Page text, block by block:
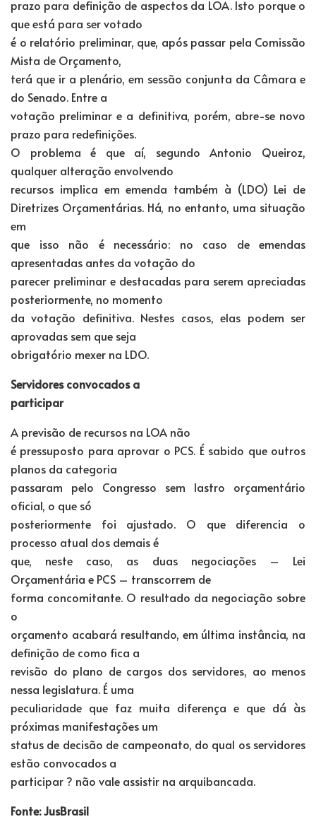
prazo para definição de aspectos da LOA. Isto porque o
que está para ser votado
é o relatório preliminar, que, após passar pela Comissão
Mista de Orçamento,
terá que ir a plenário, em sessão conjunta da Câmara e
do Senado. Entre a
votação preliminar e a definitiva, porém, abre-se novo
prazo para redefinições.
O problema é que aí, segundo Antonio Queiroz,
qualquer alteração envolvendo
recursos implica em emenda também à (LDO) Lei de
Diretrizes Orçamentárias. Há, no entanto, uma situação
em
que isso não é necessário: no caso de emendas
apresentadas antes da votação do
parecer preliminar e destacadas para serem apreciadas
posteriormente, no momento
da votação definitiva. Nestes casos, elas podem ser
aprovadas sem que seja
obrigatório mexer na LDO.
Servidores convocados a
participar
A previsão de recursos na LOA não
é pressuposto para aprovar o PCS. É sabido que outros
planos da categoria
passaram pelo Congresso sem lastro orçamentário
oficial, o que só
posteriormente foi ajustado. O que diferencia o
processo atual dos demais é
que, neste caso, as duas negociações – Lei
Orçamentária e PCS – transcorrem de
forma concomitante. O resultado da negociação sobre
o
orçamento acabará resultando, em última instância, na
definição de como fica a
revisão do plano de cargos dos servidores, ao menos
nessa legislatura. É uma
peculiaridade que faz muita diferença e que dá às
próximas manifestações um
status de decisão de campeonato, do qual os servidores
estão convocados a
participar ? não vale assistir na arquibancada.
Fonte: JusBrasil